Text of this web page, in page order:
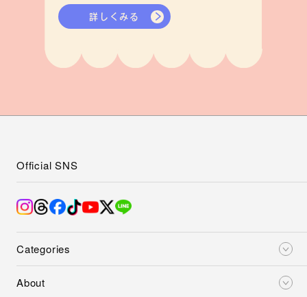
詳しくみる
Categories
About
Official SNS